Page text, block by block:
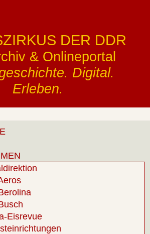
DER DDR
& Onlineportal
Digital.
Erleben.
Eisrevue